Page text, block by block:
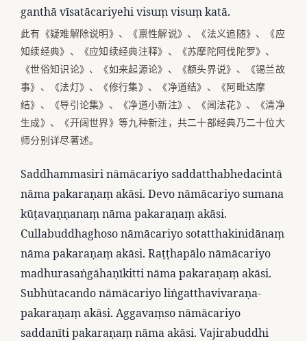
ganthā vīsatācariyehi visuṃ visuṃ katā.
此有《疑难解除说明》、《禀性解说》、《法义追随》、《应
知续经典》、《应知续经典注释》、《苏摩陀阿伐陀罗》、
《世俗知识论》、《如来起源论》、《额头界说》、《锡兰故
事》、《法灯》、《修行集》、《净道结》、《阿毗达摩
结》、《导引论集》、《净道小新注》、《闻法花》、《清净
生成》、《开阔世界》等九种新注，共二十部经典乃二十位大
师分别详尽著述。
Saddhammasiri nāmācariyo saddatthabhedacintā
nāma pakaraṇaṃ akāsi. Devo nāmācariyo sumana
kūṭavaṇṇanaṃ nāma pakaraṇaṃ akāsi.
Cullabuddhaghoso nāmācariyo sotatthakinidānaṃ
nāma pakaraṇaṃ akāsi. Raṭṭhapālo nāmācariyo
madhurasaṅgāhaṇīkitti nāma pakaraṇaṃ akāsi.
Subhūtacando nāmācariyo liṅgatthavivaraṇa-
pakaraṇaṃ akāsi. Aggavaṃso nāmācariyo
saddanīti pakaraṇaṃ nāma akāsi. Vajirabuddhi